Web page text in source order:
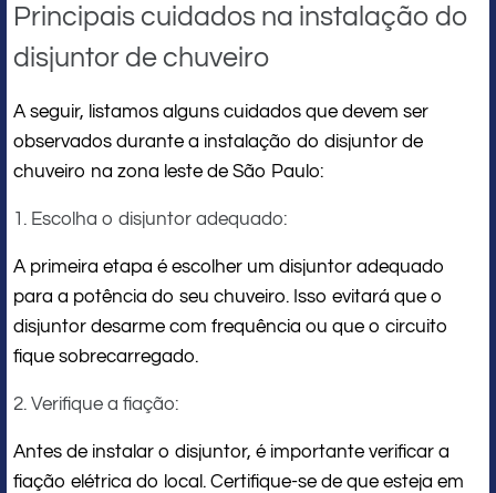
Principais cuidados na instalação do
disjuntor de chuveiro
A seguir, listamos alguns cuidados que devem ser
observados durante a instalação do disjuntor de
chuveiro na zona leste de São Paulo:
1. Escolha o disjuntor adequado:
A primeira etapa é escolher um disjuntor adequado
para a potência do seu chuveiro. Isso evitará que o
disjuntor desarme com frequência ou que o circuito
fique sobrecarregado.
2. Verifique a fiação:
Antes de instalar o disjuntor, é importante verificar a
fiação elétrica do local. Certifique-se de que esteja em